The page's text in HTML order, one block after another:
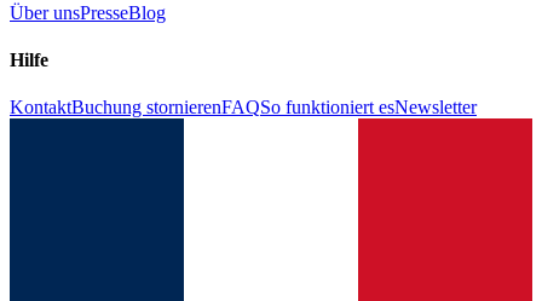
Über unsPresseBlog
Hilfe
KontaktBuchung stornierenFAQSo funktioniert esNewsletter